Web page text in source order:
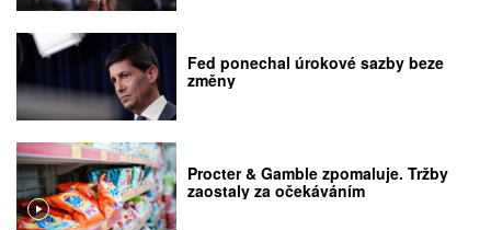
Fed ponechal úrokové sazby beze
změny
Procter & Gamble zpomaluje. Tržby
zaostaly za očekáváním